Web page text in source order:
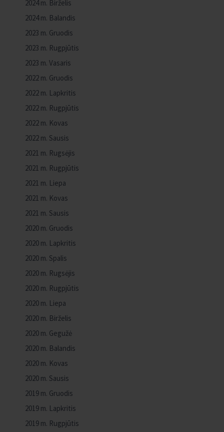
2024 m. Birželis
2024 m. Balandis
2023 m. Gruodis
2023 m. Rugpjūtis
2023 m. Vasaris
2022 m. Gruodis
2022 m. Lapkritis
2022 m. Rugpjūtis
2022 m. Kovas
2022 m. Sausis
2021 m. Rugsėjis
2021 m. Rugpjūtis
2021 m. Liepa
2021 m. Kovas
2021 m. Sausis
2020 m. Gruodis
2020 m. Lapkritis
2020 m. Spalis
2020 m. Rugsėjis
2020 m. Rugpjūtis
2020 m. Liepa
2020 m. Birželis
2020 m. Gegužė
2020 m. Balandis
2020 m. Kovas
2020 m. Sausis
2019 m. Gruodis
2019 m. Lapkritis
2019 m. Rugpjūtis